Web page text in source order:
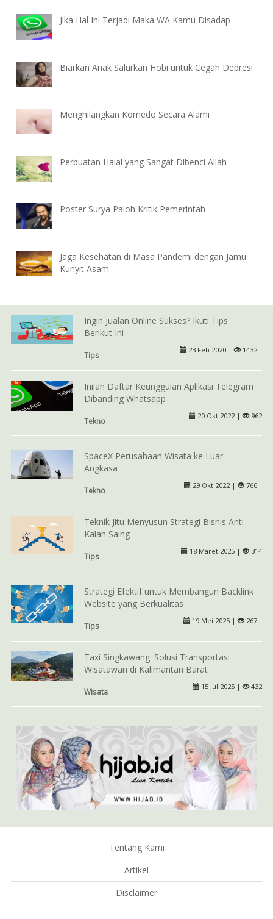
Jika Hal Ini Terjadi Maka WA Kamu Disadap
Biarkan Anak Salurkan Hobi untuk Cegah Depresi
Menghilangkan Komedo Secara Alami
Perbuatan Halal yang Sangat Dibenci Allah
Poster Surya Paloh Kritik Pemerintah
Jaga Kesehatan di Masa Pandemi dengan Jamu
Kunyit Asam
Ingin Jualan Online Sukses? Ikuti Tips
Berikut Ini
Tips
23 Feb 2020 | 1432
Inilah Daftar Keunggulan Aplikasi Telegram
Dibanding Whatsapp
Tekno
20 Okt 2022 | 962
SpaceX Perusahaan Wisata ke Luar
Angkasa
Tekno
29 Okt 2022 | 766
Teknik Jitu Menyusun Strategi Bisnis Anti
Kalah Saing
Tips
18 Maret 2025 | 314
Strategi Efektif untuk Membangun Backlink
Website yang Berkualitas
Tips
19 Mei 2025 | 267
Taxi Singkawang: Solusi Transportasi
Wisatawan di Kalimantan Barat
Wisata
15 Jul 2025 | 432
Tentang Kami
Artikel
Disclaimer